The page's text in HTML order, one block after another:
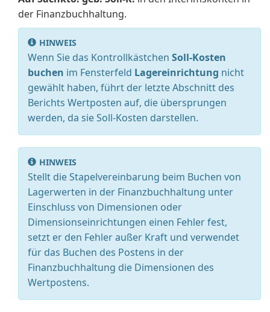
der Finanzbuchhaltung.
HINWEIS
Wenn Sie das Kontrollkästchen Soll-Kosten
buchen im Fensterfeld Lagereinrichtung nicht
gewählt haben, führt der letzte Abschnitt des
Berichts Wertposten auf, die übersprungen
werden, da sie Soll-Kosten darstellen.
HINWEIS
Stellt die Stapelvereinbarung beim Buchen von
Lagerwerten in der Finanzbuchhaltung unter
Einschluss von Dimensionen oder
Dimensionseinrichtungen einen Fehler fest,
setzt er den Fehler außer Kraft und verwendet
für das Buchen des Postens in der
Finanzbuchhaltung die Dimensionen des
Wertpostens.